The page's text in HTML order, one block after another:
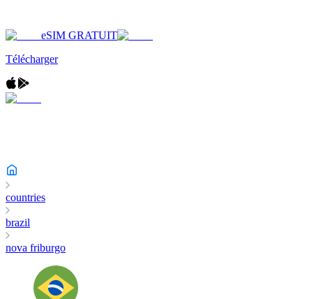
eSIM GRATUIT
Télécharger
countries
brazil
nova friburgo